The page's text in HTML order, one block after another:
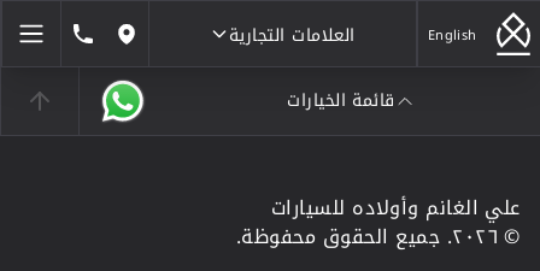
English
العلامات التجارية
العلامات التجارية
مواقعنا
قائمة الخيارات
علي الغانم وأولاده للسيارات
© ٢٠٢٦. جميع الحقوق محفوظة.